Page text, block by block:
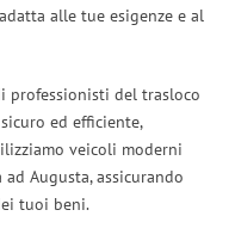
alle tue esigenze e al
professionisti del trasloco
ed efficiente,
veicoli moderni
Augusta, assicurando
tuoi beni.